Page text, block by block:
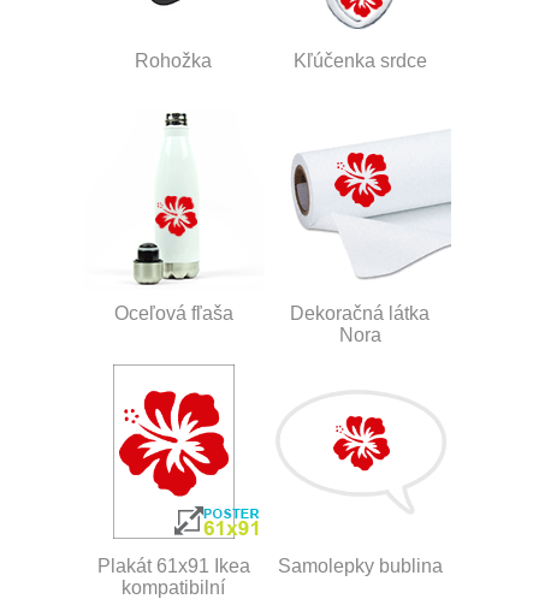
Rohožka Kľúčenka srdce
Oceľová fľaša
Dekoračná látka
Nora
Plakát 61x91 Ikea
kompatibilní
Samolepky bublina